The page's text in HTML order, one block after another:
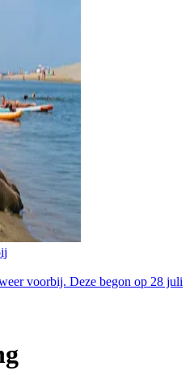
voorbij. Deze begon op 28 juli